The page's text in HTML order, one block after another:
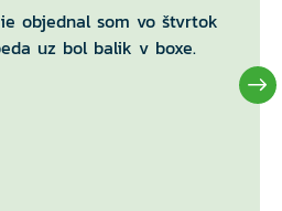
objednal som vo štvrtok
uz bol balik v boxe.